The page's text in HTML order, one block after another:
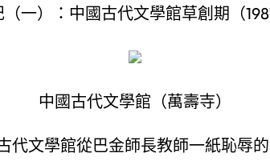
一）：中國古代文學館草創期（
中國古代文學館（萬壽寺）
代文學館從巴金師長教師一紙恥辱